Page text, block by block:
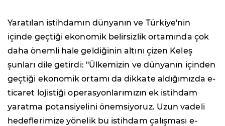
Yaratılan istihdamın dünyanın ve Türkiye'nin
içinde geçtiği ekonomik belirsizlik ortamında çok
daha önemli hale geldiğinin altını çizen Keleş
şunları dile getirdi: "Ülkemizin ve dünyanın içinden
geçtiği ekonomik ortamı da dikkate aldığımızda e-
ticaret lojistiği operasyonlarımızın ek istihdam
yaratma potansiyelini önemsiyoruz. Uzun vadeli
hedeflerimize yönelik bu istihdam çalışması e-